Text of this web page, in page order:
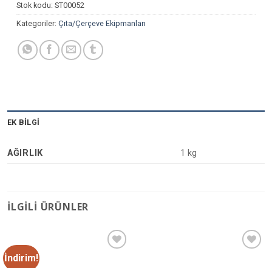
Stok kodu: ST00052
Kategoriler: Çıta/Çerçeve Ekipmanları
EK BILGI
AĞIRLIK 1 kg
İLGILI ÜRÜNLER
İndirim!